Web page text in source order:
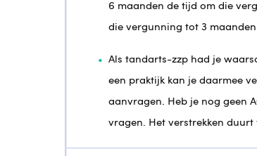
6 maanden de tijd om die
die vergunning tot 3
Als tandarts-zzp had je
een praktijk kan je daarmee
aanvragen. Heb je nog geen
vragen. Het verstrekken